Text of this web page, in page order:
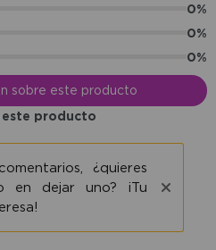
0%
0%
0%
sobre este producto
este producto
¿quieres
en dejar uno? ¡Tu